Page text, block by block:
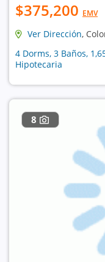
$375,200 EMV
Ver Dirección,
4 Dorms, 3 Baños,
Hipotecaria
8